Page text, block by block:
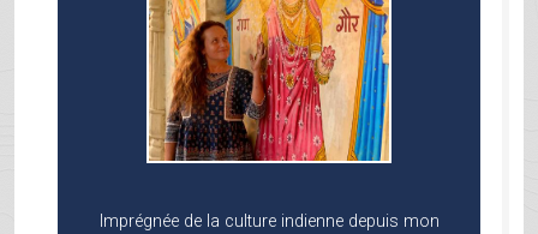
Imprégnée de la culture indienne depuis mon